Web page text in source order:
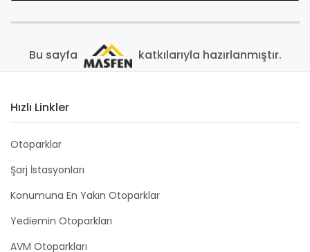
Bu sayfa katkılarıyla hazırlanmıştır.
Hızlı Linkler
Otoparklar
Şarj İstasyonları
Konumuna En Yakın Otoparklar
Yediemin Otoparkları
AVM Otoparkları